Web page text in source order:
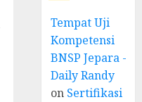
Tempat Uji
Kompetensi
BNSP Jepara -
Daily Randy
on Sertifikasi